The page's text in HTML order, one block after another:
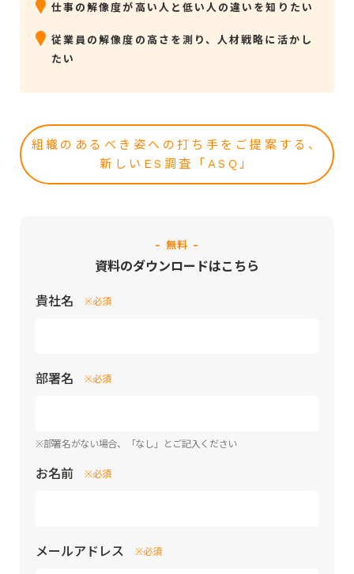
仕事の解像度が高い人と低い人の違いを知りたい
従業員の解像度の高さを測り、人材戦略に活かし
たい
組織のあるべき姿への打ち手をご提案する、
新しいES調査「ASQ」
- 無料 -
資料のダウンロードはこちら
貴社名 ※必須
部署名 ※必須
※部署名がない場合、「なし」とご記入ください
お名前 ※必須
メールアドレス ※必須